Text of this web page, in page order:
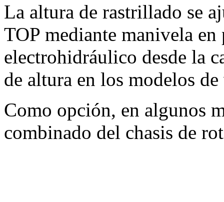
La altura de rastrillado se
TOP mediante manivela en
electrohidráulico desde la
de altura en los modelos
Como opción, en algunos
combinado del chasis de